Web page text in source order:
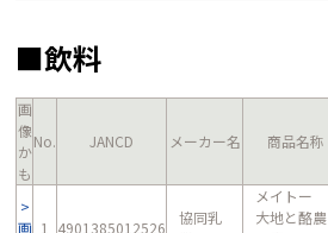
■飲料
画
像
か
も
No. JANCD メーカー名 商品名称
画 1 4901385012526
協同乳
メイトー
大地と酪農